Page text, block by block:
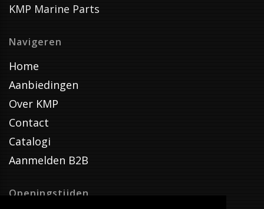
KMP Marine Parts
Navigeren
Home
Aanbiedingen
Over KMP
Contact
Catalogi
Aanmelden B2B
Openingstijden